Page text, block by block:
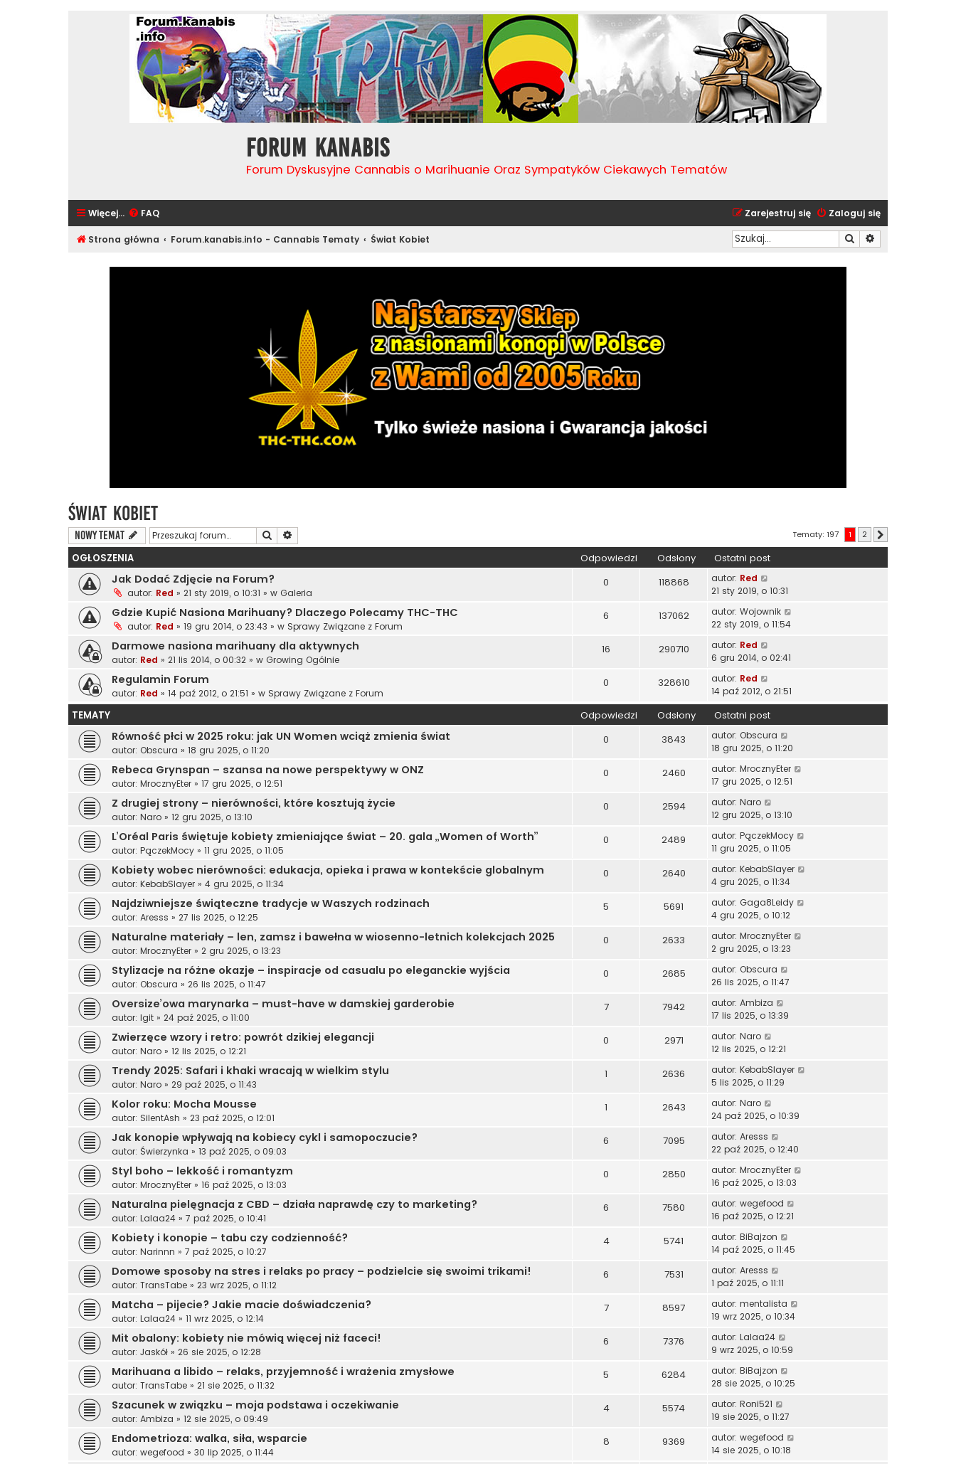
Forum Kanabis
Forum Dyskusyjne Cannabis o Marihuanie Oraz Sympatyków Ciekawych Tematów
Więcej… FAQ Zaloguj się
Zarejestruj się
Strona główna Forum.kanabis.info - Cannabis Tematy Świat Kobiet Szukaj
Świat Kobiet
NOWY TEMAT Szukaj Tematy: 197 1 2
OGŁOSZENIA Odpowiedzi Odsłony Ostatni post
Jak Dodać Zdjęcie na Forum?
autor: Red » 21 sty 2019, o 10:31 » w Galeria
0 118868 autor: Red
21 sty 2019, o 10:31
Gdzie Kupić Nasiona Marihuany? Dlaczego Polecamy THC-THC
autor: Red » 19 gru 2014, o 23:43 » w Sprawy Związane z Forum
6 137062 autor: Wojownik
22 sty 2019, o 11:54
Darmowe nasiona marihuany dla aktywnych
autor: Red » 21 lis 2014, o 00:32 » w Growing Ogólnie
16 290710 autor: Red
6 gru 2014, o 02:41
Regulamin Forum
autor: Red » 14 paź 2012, o 21:51 » w Sprawy Związane z Forum
0 328610 autor: Red
14 paź 2012, o 21:51
TEMATY Odpowiedzi Odsłony Ostatni post
Równość płci w 2025 roku: jak UN Women wciąż zmienia świat
autor: Obscura » 18 gru 2025, o 11:20
0 3843 autor: Obscura
18 gru 2025, o 11:20
Rebeca Grynspan – szansa na nowe perspektywy w ONZ
autor: MrocznyEter » 17 gru 2025, o 12:51
0 2460 autor: MrocznyEter
17 gru 2025, o 12:51
Z drugiej strony – nierówności, które kosztują życie
autor: Naro » 12 gru 2025, o 13:10
0 2594 autor: Naro
12 gru 2025, o 13:10
L’Oréal Paris świętuje kobiety zmieniające świat – 20. gala „Women of Worth”
autor: PączekMocy » 11 gru 2025, o 11:05
0 2489 autor: PączekMocy
11 gru 2025, o 11:05
Kobiety wobec nierówności: edukacja, opieka i prawa w kontekście globalnym
autor: KebabSlayer » 4 gru 2025, o 11:34
0 2640 autor: KebabSlayer
4 gru 2025, o 11:34
Najdziwniejsze świąteczne tradycje w Waszych rodzinach
autor: Aresss » 27 lis 2025, o 12:25
5 5691 autor: Gaga8Leidy
4 gru 2025, o 10:12
Naturalne materiały – len, zamsz i bawełna w wiosenno-letnich kolekcjach 2025
autor: MrocznyEter » 2 gru 2025, o 13:23
0 2633 autor: MrocznyEter
2 gru 2025, o 13:23
Stylizacje na różne okazje – inspiracje od casualu po eleganckie wyjścia
autor: Obscura » 26 lis 2025, o 11:47
0 2685 autor: Obscura
26 lis 2025, o 11:47
Oversize’owa marynarka – must-have w damskiej garderobie
autor: Igit » 24 paź 2025, o 11:00
7 7942 autor: Ambiza
17 lis 2025, o 13:39
Zwierzęce wzory i retro: powrót dzikiej elegancji
autor: Naro » 12 lis 2025, o 12:21
0 2971 autor: Naro
12 lis 2025, o 12:21
Trendy 2025: Safari i khaki wracają w wielkim stylu
autor: Naro » 29 paź 2025, o 11:43
1 2636 autor: KebabSlayer
5 lis 2025, o 11:29
Kolor roku: Mocha Mousse
autor: SilentAsh » 23 paź 2025, o 12:01
1 2643 autor: Naro
24 paź 2025, o 10:39
Jak konopie wpływają na kobiecy cykl i samopoczucie?
autor: Świerzynka » 13 paź 2025, o 09:03
6 7095 autor: Aresss
22 paź 2025, o 12:40
Styl boho – lekkość i romantyzm
autor: MrocznyEter » 16 paź 2025, o 13:03
0 2850 autor: MrocznyEter
16 paź 2025, o 13:03
Naturalna pielęgnacja z CBD – działa naprawdę czy to marketing?
autor: Lalaa24 » 7 paź 2025, o 10:41
6 7580 autor: wegefood
16 paź 2025, o 12:21
Kobiety i konopie – tabu czy codzienność?
autor: Narinnn » 7 paź 2025, o 10:27
4 5741 autor: BiBajzon
14 paź 2025, o 11:45
Domowe sposoby na stres i relaks po pracy – podzielcie się swoimi trikami!
autor: TransTabe » 23 wrz 2025, o 11:12
6 7531 autor: Aresss
1 paź 2025, o 11:11
Matcha – pijecie? Jakie macie doświadczenia?
autor: Lalaa24 » 11 wrz 2025, o 12:14
7 8597 autor: mentalista
19 wrz 2025, o 10:34
Mit obalony: kobiety nie mówią więcej niż faceci!
autor: Jaskół » 26 sie 2025, o 12:28
6 7376 autor: Lalaa24
9 wrz 2025, o 10:59
Marihuana a libido – relaks, przyjemność i wrażenia zmysłowe
autor: TransTabe » 21 sie 2025, o 11:32
5 6284 autor: BiBajzon
28 sie 2025, o 10:25
Szacunek w związku – moja podstawa i oczekiwanie
autor: Ambiza » 12 sie 2025, o 09:49
4 5574 autor: Roni521
19 sie 2025, o 11:27
Endometrioza: walka, siła, wsparcie
autor: wegefood » 30 lip 2025, o 11:44
8 9369 autor: wegefood
14 sie 2025, o 10:18